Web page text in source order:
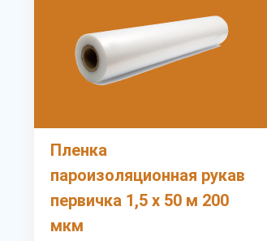
Пленка
пароизоляционная рукав
первичка 1,5 х 50 м 200
мкм